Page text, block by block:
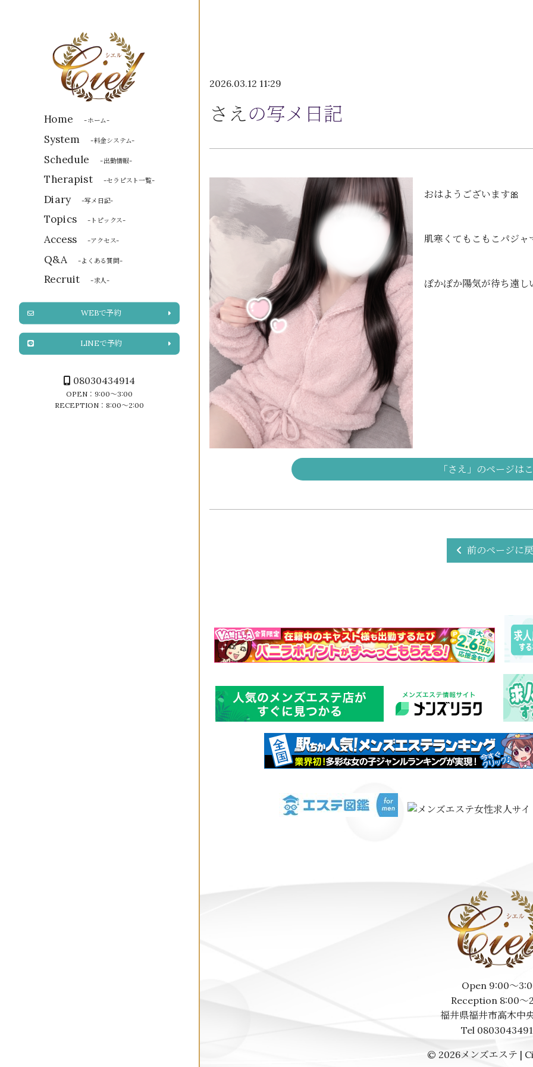
Home -ホーム-
System -料金システム-
Schedule -出勤情報-
Therapist -セラピスト一覧-
Diary -写メ日記-
Topics -トピックス-
Access -アクセス-
Q&A -よくある質問-
Recruit -求人-
WEBで予約
LINEで予約
08030434914
OPEN：9:00～3:00
RECEPTION：8:00～2:00
2026.03.12 11:29
さえの写メ日記
おはようございます🎀
肌寒くてもこもこパジャ
ぽかぽか陽気が待ち遠
「さえ」のページは
前のページに
Open 9:00～
Reception 8:00～
福井県福井市高木中
Tel
© 2026メンズエステ |